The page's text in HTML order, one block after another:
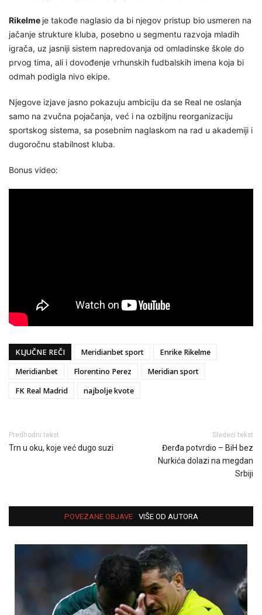
Rikelme je takođe naglasio da bi njegov pristup bio usmeren na
jačanje strukture kluba, posebno u segmentu razvoja mladih
igrača, uz jasniji sistem napredovanja od omladinske škole do
prvog tima, ali i dovođenje vrhunskih fudbalskih imena koja bi
odmah podigla nivo ekipe.
Njegove izjave jasno pokazuju ambiciju da se Real ne oslanja
samo na zvučna pojačanja, već i na ozbiljnu reorganizaciju
sportskog sistema, sa posebnim naglaskom na rad u akademiji i
dugoročnu stabilnost kluba.
Bonus video:
KLJUČNE REČI Meridianbet sport
Enrike Rikelme
Meridianbet
Florentino Perez
Meridian sport
FK Real Madrid
najbolje kvote
Predhodni tekst
Trn u oku, koje već dugo suzi
Sledeći tekst
Đerđa potvrdio – BiH bez
Nurkića dolazi na megdan
Srbiji
POVEZANE OBJAVE VIŠE OD AUTORA